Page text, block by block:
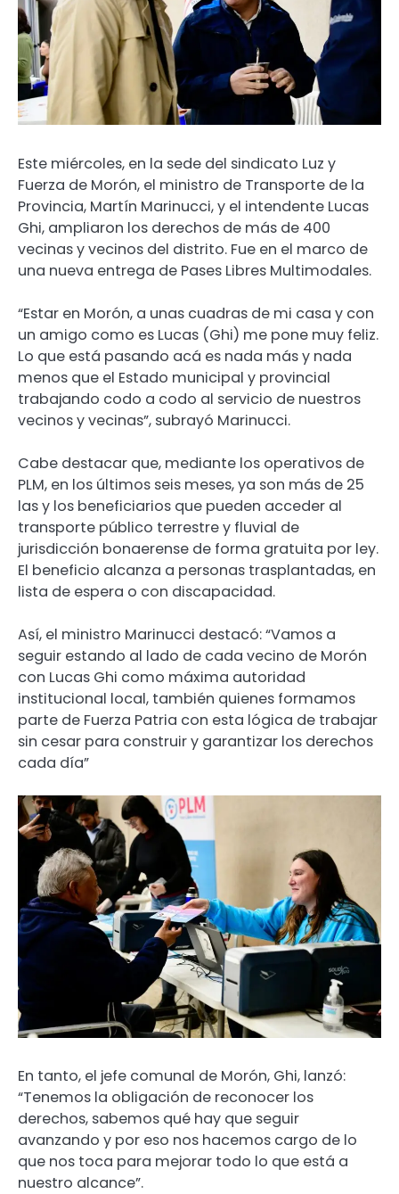
Este miércoles, en la sede del sindicato Luz y
Fuerza de Morón, el ministro de Transporte de la
Provincia, Martín Marinucci, y el intendente Lucas
Ghi, ampliaron los derechos de más de 400
vecinas y vecinos del distrito. Fue en el marco de
una nueva entrega de Pases Libres Multimodales.
“Estar en Morón, a unas cuadras de mi casa y con
un amigo como es Lucas (Ghi) me pone muy feliz.
Lo que está pasando acá es nada más y nada
menos que el Estado municipal y provincial
trabajando codo a codo al servicio de nuestros
vecinos y vecinas”, subrayó Marinucci.
Cabe destacar que, mediante los operativos de
PLM, en los últimos seis meses, ya son más de 25
las y los beneficiarios que pueden acceder al
transporte público terrestre y fluvial de
jurisdicción bonaerense de forma gratuita por ley.
El beneficio alcanza a personas trasplantadas, en
lista de espera o con discapacidad.
Así, el ministro Marinucci destacó: “Vamos a
seguir estando al lado de cada vecino de Morón
con Lucas Ghi como máxima autoridad
institucional local, también quienes formamos
parte de Fuerza Patria con esta lógica de trabajar
sin cesar para construir y garantizar los derechos
cada día”
En tanto, el jefe comunal de Morón, Ghi, lanzó:
“Tenemos la obligación de reconocer los
derechos, sabemos qué hay que seguir
avanzando y por eso nos hacemos cargo de lo
que nos toca para mejorar todo lo que está a
nuestro alcance”.